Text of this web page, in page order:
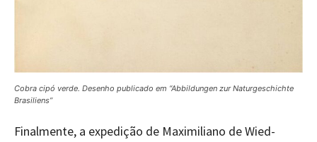
Cobra cipó verde. Desenho publicado em “Abbildungen zur Naturgeschichte
Brasiliens”
Finalmente, a expedição de Maximiliano de Wied-